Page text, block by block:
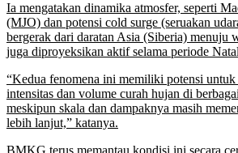
Ia mengatakan dinamika atmosfer, seperti
(MJO) dan potensi cold surge (seruakan
bergerak dari daratan Asia (Siberia) menuju
juga diproyeksikan aktif selama periode
“Kedua fenomena ini memiliki potensi
intensitas dan volume curah hujan di
meskipun skala dan dampaknya masih
lebih lanjut,” katanya.